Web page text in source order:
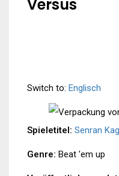
Versus
Switch to: Englisch
Spieletitel: Senran
Genre: Beat 'em up